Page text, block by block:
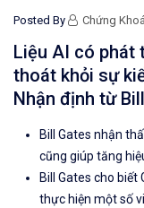
Posted By Chứng
Liệu AI có phát
thoát khỏi sự
Nhận định từ
Bill Gates nhận
cũng giúp tăng
Bill Gates cho biết
thực hiện một số